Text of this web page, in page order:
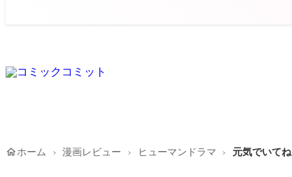
homeホーム 漫画レビュー ヒューマンドラマ 元気でいてね